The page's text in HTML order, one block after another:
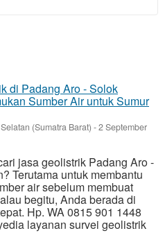
di Padang Aro - Solok
Sumber Air untuk Sumur
(Sumatra Barat) -2 September
jasa geolistrik Padang Aro -
Terutama untuk membantu
air sebelum membuat
begitu, Anda berada di
Hp. WA 0815 901 1448
layanan survei geolistrik